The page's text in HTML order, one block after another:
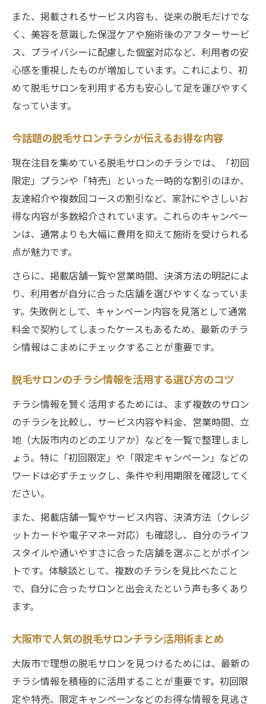
る方法
今注目の脱毛サロンチラシ活用術を解説
脱毛サロンのチラシを賢く活用する最新テ
クニック
大阪市で話題の脱毛サロンチラシ情報の使
脱毛サロン選びに役立つチラシ活用ポイン
ト紹介
チラシ情報で脱毛サロンのサービス比較が
簡単に
脱毛サロンの魅力を引き出すチラシ活用法
とは
脱毛サロンなら期間限定チラシに注目を
脱毛サロン期間限定チラシ情報の見逃し厳
禁ポイント
お得な期間限定チラシ活用で脱毛サロン選
びを有利に
脱毛サロンの期間限定チラシ特典を徹底チ
チラシ限定の脱毛サロンクーポン活用術を
紹介
脱毛サロンの期間限定情報をチラシで探す
ポイント
チラシ情報で見つける理想の脱毛サロン選び
脱毛サロンのチラシで理想の店舗を効率的
自分に合った脱毛サロンをチラシ情報で見
極める
脱毛サロン選びにチラシ活用が有効な理由
とは
チラシ情報を活用して失敗しない脱毛サロ
脱毛サロン比較でチラシが役立つ場面を解
また、掲載されるサービス内容も、従来の脱毛だけでな
く、美容を意識した保湿ケアや施術後のアフターサービ
ス、プライバシーに配慮した個室対応など、利用者の安
心感を重視したものが増加しています。これにより、初
めて脱毛サロンを利用する方も安心して足を運びやすく
なっています。
今話題の脱毛サロンチラシが伝えるお得な内容
現在注目を集めている脱毛サロンのチラシでは、「初回
限定」プランや「特売」といった一時的な割引のほか、
友達紹介や複数回コースの割引など、家計にやさしいお
得な内容が多数紹介されています。これらのキャンペー
ンは、通常よりも大幅に費用を抑えて施術を受けられる
点が魅力です。
さらに、掲載店舗一覧や営業時間、決済方法の明記によ
り、利用者が自分に合った店舗を選びやすくなっていま
す。失敗例として、キャンペーン内容を見落として通常
料金で契約してしまったケースもあるため、最新のチラ
シ情報はこまめにチェックすることが重要です。
脱毛サロンのチラシ情報を活用する選び方のコツ
チラシ情報を賢く活用するためには、まず複数のサロン
のチラシを比較し、サービス内容や料金、営業時間、立
地（大阪市内のどのエリアか）などを一覧で整理しまし
ょう。特に「初回限定」や「限定キャンペーン」などの
ワードは必ずチェックし、条件や利用期限を確認してく
ださい。
また、掲載店舗一覧やサービス内容、決済方法（クレジ
ットカードや電子マネー対応）も確認し、自分のライフ
スタイルや通いやすさに合った店舗を選ぶことがポイン
トです。体験談として、複数のチラシを見比べたこと
で、自分に合ったサロンと出会えたという声も多くあり
ます。
大阪市で人気の脱毛サロンチラシ活用術まとめ
大阪市で理想の脱毛サロンを見つけるためには、最新の
チラシ情報を積極的に活用することが重要です。初回限
定や特売、限定キャンペーンなどのお得な情報を見逃さ